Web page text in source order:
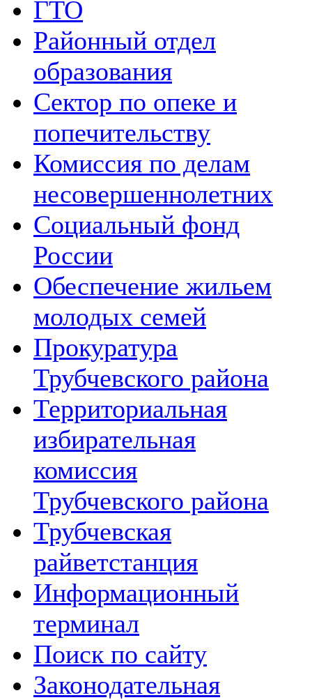
ГТО
Районный отдел
образования
Сектор по опеке и
попечительству
Комиссия по делам
несовершеннолетних
Социальный фонд
России
Обеспечение жильем
молодых семей
Прокуратура
Трубчевского района
Территориальная
избирательная
комиссия
Трубчевского района
Трубчевская
райветстанция
Информационный
терминал
Поиск по сайту
Законодательная